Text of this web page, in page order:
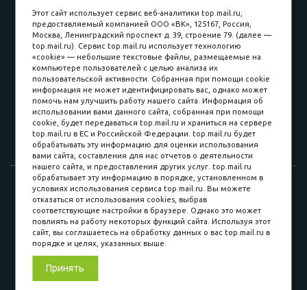
пл. Соляная, 6, стр. 16
8 (3822) 60-70-30
8 (3822) 50-39-09
8 (3822) 22-77-68
8 (3822) 50-48-50
8 (3822) 65-42-10
© 2015-2026. Компания «Мебельный куб».
ИП Саворенко Валерий Александрович. Россия, г. Томск, пл.
Соляная, 6 стр. 16, Цокольный этаж
Этот сайт использует сервис веб-аналитики top.mail.ru,
предоставляемый компанией ООО «ВК», 125167, Россия,
Москва, Ленинградский проспект д. 39, строение 79. (далее —
top.mail.ru). Сервис top.mail.ru использует технологию
«cookie» — небольшие текстовые файлы, размещаемые на
компьютере пользователей с целью анализа их
пользовательской активности. Собранная при помощи cookie
информация не может идентифицировать вас, однако может
помочь нам улучшить работу нашего сайта. Информация об
использовании вами данного сайта, собранная при помощи
cookie, будет передаваться top.mail.ru и храниться на сервере
top.mail.ru в ЕС и Российской Федерации. top.mail.ru будет
обрабатывать эту информацию для оценки использования
вами сайта, составления для нас отчетов о деятельности
нашего сайта, и предоставления других услуг. top.mail.ru
обрабатывает эту информацию в порядке, установленном в
условиях использования сервиса top.mail.ru. Вы можете
отказаться от использования cookies, выбрав
соответствующие настройки в браузере. Однако это может
повлиять на работу некоторых функций сайта. Используя этот
сайт, вы соглашаетесь на обработку данных о вас top.mail.ru в
порядке и целях, указанных выше.
Принять